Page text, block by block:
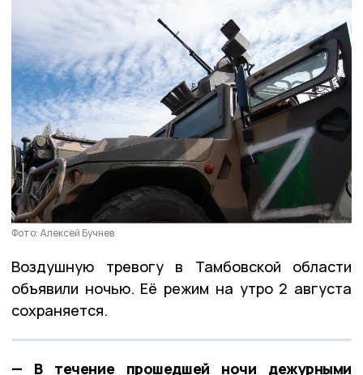
Фото: Алексей Бучнев
Воздушную тревогу в Тамбовской области
объявили ночью. Её режим на утро 2 августа
сохраняется.
— В течение прошедшей ночи дежурными